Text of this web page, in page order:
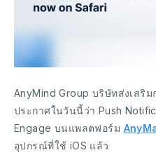
AnyMind Group บริษัทส่งเสริ
ประกาศในวันนี้ว่า Push
Engage บนแพลตฟอร์ม
อุปกรณ์ที่ใช้ iOS แล้ว